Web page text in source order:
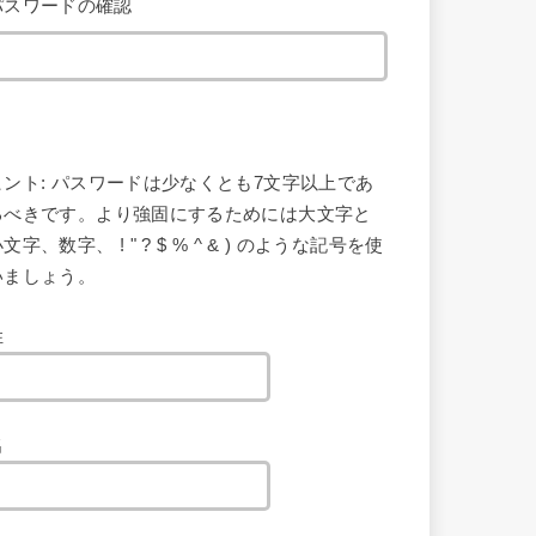
スワードの確認
ント: パスワードは少なくとも7文字以上であ
べきです。より強固にするためには大文字と
文字、数字、 ! " ? $ % ^ & ) のような記号を使
しょう。